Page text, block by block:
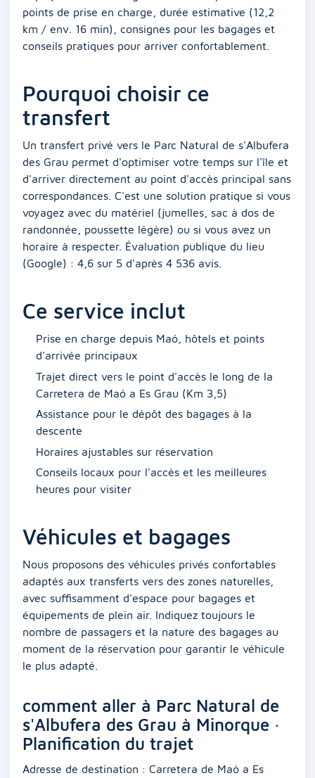
points de prise en charge, durée estimative (12,2
km / env. 16 min), consignes pour les bagages et
conseils pratiques pour arriver confortablement.
Pourquoi choisir ce
transfert
Un transfert privé vers le Parc Natural de s'Albufera
des Grau permet d'optimiser votre temps sur l'île et
d'arriver directement au point d'accès principal sans
correspondances. C'est une solution pratique si vous
voyagez avec du matériel (jumelles, sac à dos de
randonnée, poussette légère) ou si vous avez un
horaire à respecter. Évaluation publique du lieu
(Google) : 4,6 sur 5 d'après 4 536 avis.
Ce service inclut
Prise en charge depuis Maó, hôtels et points
d'arrivée principaux
Trajet direct vers le point d'accès le long de la
Carretera de Maó a Es Grau (Km 3,5)
Assistance pour le dépôt des bagages à la
descente
Horaires ajustables sur réservation
Conseils locaux pour l'accès et les meilleures
heures pour visiter
Véhicules et bagages
Nous proposons des véhicules privés confortables
adaptés aux transferts vers des zones naturelles,
avec suffisamment d'espace pour bagages et
équipements de plein air. Indiquez toujours le
nombre de passagers et la nature des bagages au
moment de la réservation pour garantir le véhicule
le plus adapté.
comment aller à Parc Natural de
s'Albufera des Grau à Minorque ·
Planification du trajet
Adresse de destination : Carretera de Maó a Es